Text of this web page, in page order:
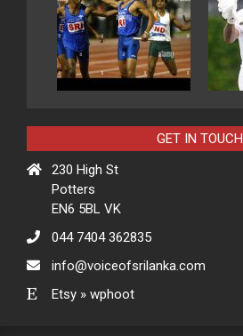
GET IN TOUCH
230 High St
Potters
EN6 5BL VK
044 7404 362835
info@voiceofsrilanka.com
Etsy » wphoot